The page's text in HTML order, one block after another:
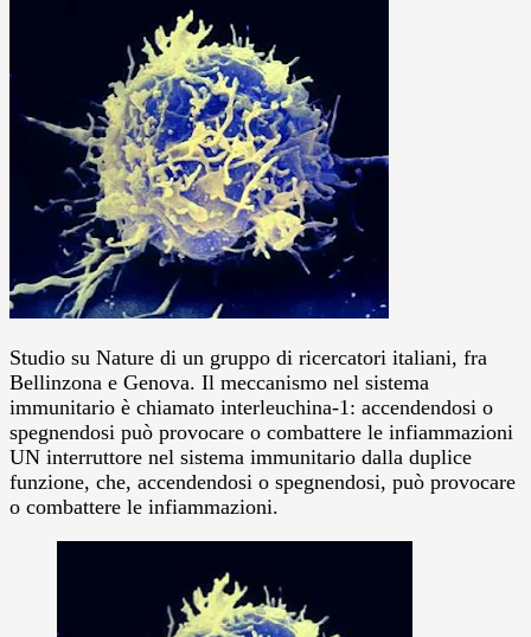
Studio su Nature di un gruppo di ricercatori italiani, fra
Bellinzona e Genova. Il meccanismo nel sistema
immunitario è chiamato interleuchina-1: accendendosi o
spegnendosi può provocare o combattere le infiammazioni
UN interruttore nel sistema immunitario dalla duplice
funzione, che, accendendosi o spegnendosi, può provocare
o combattere le infiammazioni.